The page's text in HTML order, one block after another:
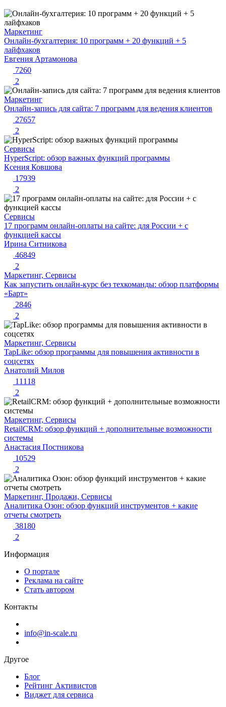
Маркетинг
Онлайн-бухгалтерия: 10 программ + 20 функций + 5
лайфхаков
Евгения Артамонова
7260
2
Маркетинг
Онлайн-запись для сайта: 7 программ для ведения клиентов
27657
2
Сервисы
HyperScript: обзор важных функций программы
Ксения Ковшова
17939
2
Сервисы
17 программ онлайн-оплаты на сайте: для России + с
функцией кассы
Ирина Ситникова
46849
2
Маркетинг, Сервисы
Как запустить онлайн-курс без техкоманды: обзор платформы
«Барт»
2846
2
Маркетинг, Сервисы
TapLike: обзор программы для повышения активности в
соцсетях
Анатолий Милов
11118
2
Маркетинг, Сервисы
RetailCRM: обзор функций + дополнительные возможности
системы
Анастасия Постникова
10529
2
Маркетинг, Продажи, Сервисы
Аналитика Озон: обзор функций инструментов + какие
отчеты смотреть
38180
2
Информация
О портале
Реклама на сайте
Стать автором
Контакты
info@in-scale.ru
Другое
Блог
Рейтинг Активистов
Виджет для сервиса